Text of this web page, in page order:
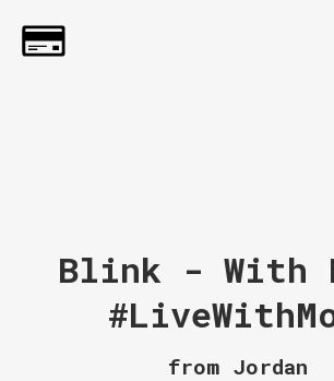
Blink - With
from Jordan